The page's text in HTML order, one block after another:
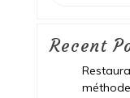
Recent